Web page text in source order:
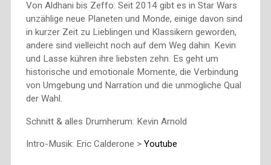
Von Aldhani bis Zeffo: Seit 2014 gibt es in Star Wars
unzählige neue Planeten und Monde, einige davon sind
in kurzer Zeit zu Lieblingen und Klassikern geworden,
andere sind vielleicht noch auf dem Weg dahin. Kevin
und Lasse kühren ihre liebsten zehn. Es geht um
historische und emotionale Momente, die Verbindung
von Umgebung und Narration und die unmögliche Qual
der Wahl.
Schnitt & alles Drumherum: Kevin Arnold
Intro-Musik: Eric Calderone > Youtube